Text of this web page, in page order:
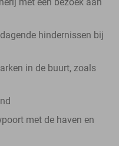
hindernissen bij
in de buurt, zoals
met de haven en